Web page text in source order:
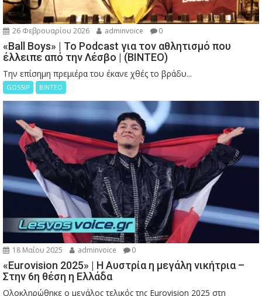
26 Φεβρουαρίου 2026 adminvoice 0
«Ball Boys» | Το Podcast για τον αθλητισμό που
έλλειπε από την Λέσβο | (ΒΙΝΤΕΟ)
Την επίσημη πρεμιέρα του έκανε χθές το βράδυ...
GOSSIP ΒΙΝΤΕΟ
18 Μαΐου 2025 adminvoice 0
«Eurovision 2025» | Η Αυστρία η μεγάλη νικήτρια –
Στην 6η θέση η Ελλάδα
Ολοκληρώθηκε ο μεγάλος τελικός της Eurovision 2025 στη